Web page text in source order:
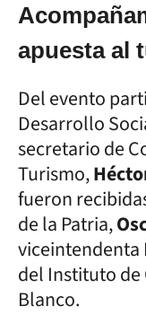
apuesta al
Del evento
Desarrollo
secretario de
Turismo,
fueron
de la Patria,
viceintendenta
del Instituto de
Blanco.